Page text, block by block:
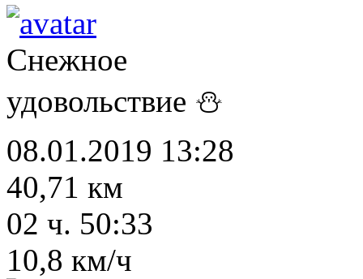
Снежное
удовольствие ⛄
08.01.2019 13:28
40,71 км
02 ч. 50:33
10,8 км/ч